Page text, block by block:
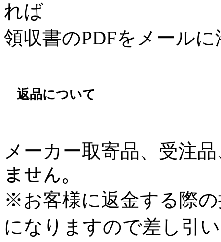
れば
領収書のPDFをメール
返品について
メーカー取寄品、受注
ません。
※お客様に返金する際
になりますので差し引